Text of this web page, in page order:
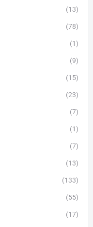
(13)
(78)
(1)
(9)
(15)
(23)
(7)
(1)
(7)
(13)
(133)
(55)
(17)